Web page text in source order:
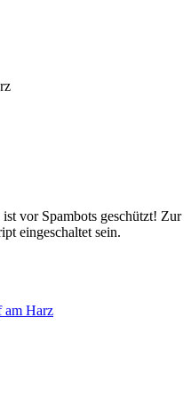
vor Spambots geschützt! Zur
eingeschaltet sein.
am Harz